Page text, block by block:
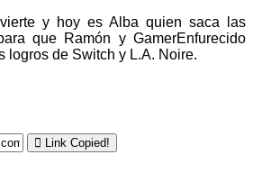
y hoy es Alba quien saca las
que Ramón y GamerEnfurecido
logros de Switch y L.A. Noire.
Link Copied!